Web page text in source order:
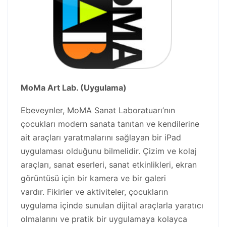
MoMa Art Lab. (Uygulama)
Ebeveynler, MoMA Sanat Laboratuarı’nın
çocukları modern sanata tanıtan ve kendilerine
ait araçları yaratmalarını sağlayan bir iPad
uygulaması olduğunu bilmelidir. Çizim ve kolaj
araçları, sanat eserleri, sanat etkinlikleri, ekran
görüntüsü için bir kamera ve bir galeri
vardır. Fikirler ve aktiviteler, çocukların
uygulama içinde sunulan dijital araçlarla yaratıcı
olmalarını ve pratik bir uygulamaya kolayca